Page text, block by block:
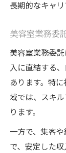
長期的なキャリ
美容室業務委
美容室業務委
入に直結する
あります。特
域では、スキ
ります。
一方で、集客
で、安定した